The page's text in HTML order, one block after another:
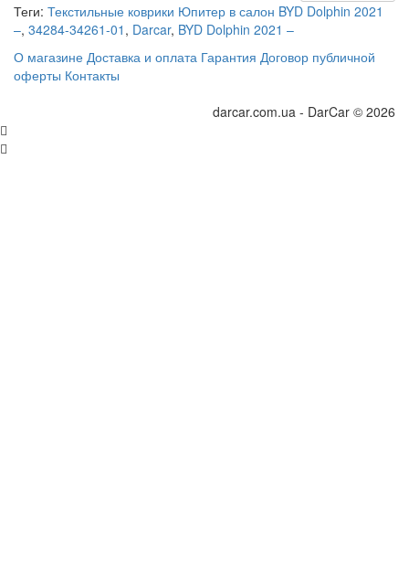
Теги: Текстильные коврики Юпитер в салон BYD Dolphin 2021
–, 34284-34261-01 , Darcar, BYD Dolphin 2021 –
О магазине Доставка и оплата Гарантия Договор публичной
оферты Контакты
darcar.com.ua - DarCar © 2026